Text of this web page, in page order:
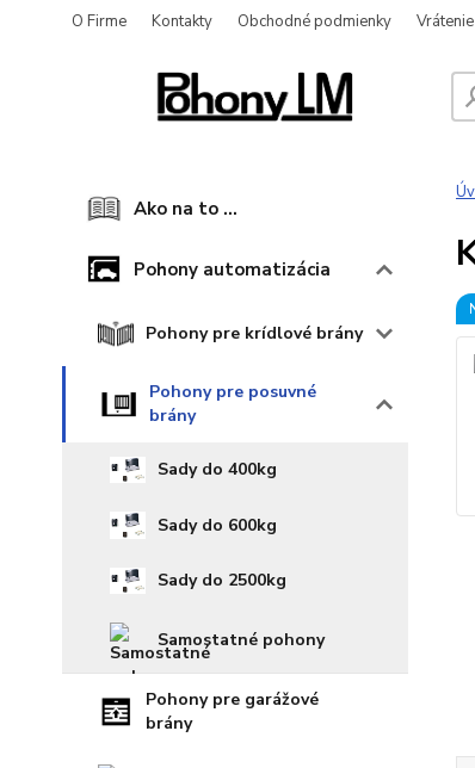
O Firme Kontakty Obchodné podmienky
Ako na to ...
Pohony automatizácia
Pohony pre krídlové brány
Pohony pre posuvné
brány
Sady do 400kg
Sady do 600kg
Sady do 2500kg
Samostatné pohony
Pohony pre garážové
brány